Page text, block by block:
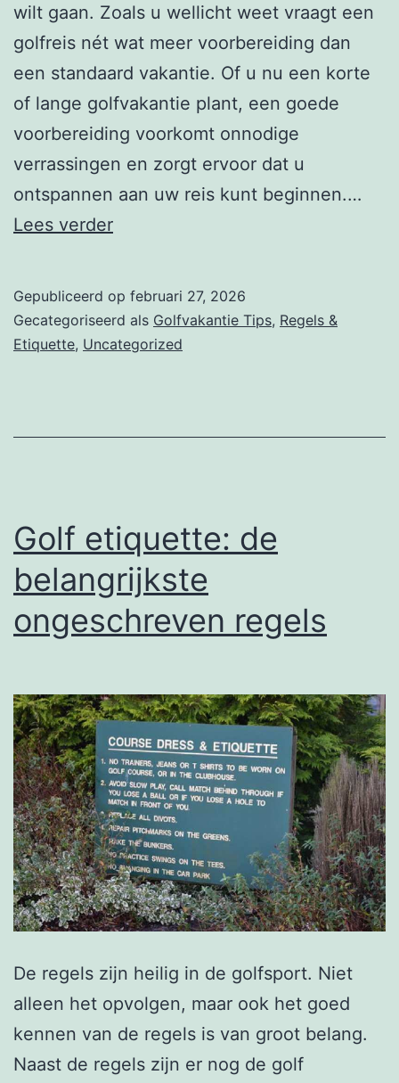
wilt gaan. Zoals u wellicht weet vraagt een
golfreis nét wat meer voorbereiding dan
een standaard vakantie. Of u nu een korte
of lange golfvakantie plant, een goede
voorbereiding voorkomt onnodige
verrassingen en zorgt ervoor dat u
ontspannen aan uw reis kunt beginnen.…
Lees verderGolfreis
voorbereid
op
Gepubliceerd op februari 27, 2026
Gecategoriseerd als Golfvakantie Tips, Regels &
Etiquette, Uncategorized
Golf etiquette: de
belangrijkste
ongeschreven regels
De regels zijn heilig in de golfsport. Niet
alleen het opvolgen, maar ook het goed
kennen van de regels is van groot belang.
Naast de regels zijn er nog de golf